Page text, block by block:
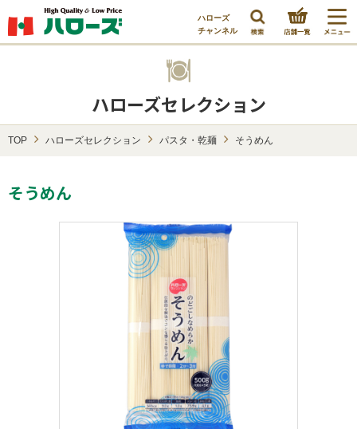
ハローズ
チャンネル
ハローズセレクション
TOP ハローズセレクション パスタ・乾麺 そうめん
そうめん